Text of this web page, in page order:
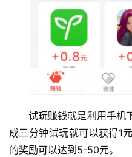
试玩赚钱就是利用手机
成三分钟试玩就可以获得1
的奖励可以达到5-50元。